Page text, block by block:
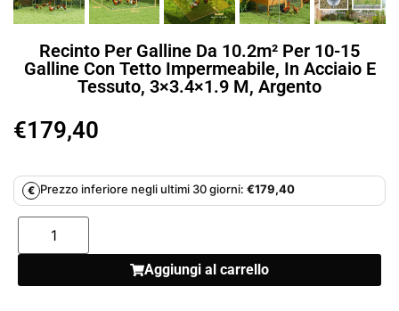
Recinto Per Galline Da 10.2m² Per 10-15
Galline Con Tetto Impermeabile, In Acciaio E
Tessuto, 3×3.4×1.9 M, Argento
€179,40
€ Prezzo inferiore negli ultimi 30 giorni: €179,40
Aggiungi al carrello